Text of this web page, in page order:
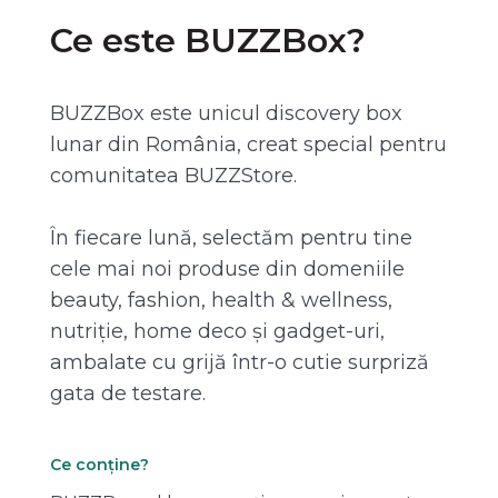
Ce este BUZZBox?
BUZZBox este unicul discovery box
lunar din România, creat special pentru
comunitatea BUZZStore.
În fiecare lună, selectăm pentru tine
cele mai noi produse din domeniile
beauty, fashion, health & wellness,
nutriție, home deco și gadget-uri,
ambalate cu grijă într-o cutie surpriză
gata de testare.
Ce conține?